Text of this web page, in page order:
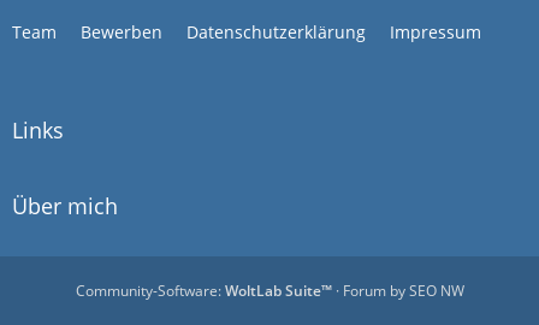
Team Bewerben Datenschutzerklärung Impressum
Links
Über mich
Community-Software:WoltLab Suite™· Forum bySEO NW